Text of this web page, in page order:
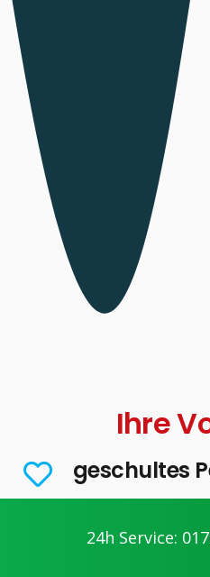
Ihre
geschultes
nehmen
24h Service: